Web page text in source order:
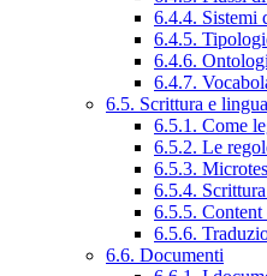
6.4.4. Sistemi
6.4.5.
6.4.6.
6.4.7.
6.5. Scrittura e
6.5.1. Come
6.5.2. Le
6.5.3.
6.5.4.
6.5.5.
6.5.6.
6.6. Documenti